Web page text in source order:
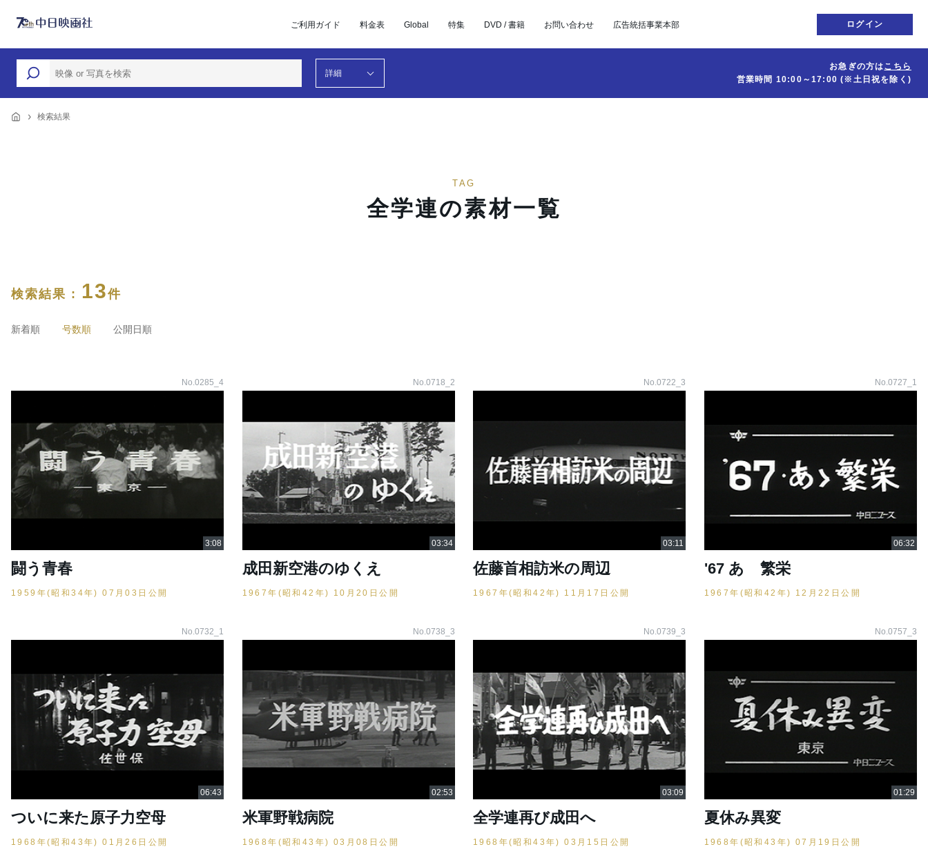
ご利用ガイド 料金表 Global 特集 DVD / 書籍 お問い合わせ 広告統括事業本部 ログイン
詳細
お急ぎの方はこちら
営業時間 10:00～17:00(※土日祝を除く)
検索結果
TAG
全学連の素材一覧
検索結果 : 13件
新着順 号数順 公開日順
No.0285_4
闘う青春
1959年(昭和34年) 07月03日公開
No.0718_2
成田新空港のゆくえ
1967年(昭和42年) 10月20日公開
No.0722_3
佐藤首相訪米の周辺
1967年(昭和42年) 11月17日公開
No.0727_1
'67 あゝ繁栄
1967年(昭和42年) 12月22日公開
No.0732_1
ついに来た原子力空母
1968年(昭和43年) 01月26日公開
No.0738_3
米軍野戦病院
1968年(昭和43年) 03月08日公開
No.0739_3
全学連再び成田へ
1968年(昭和43年) 03月15日公開
No.0757_3
夏休み異変
1968年(昭和43年) 07月19日公開